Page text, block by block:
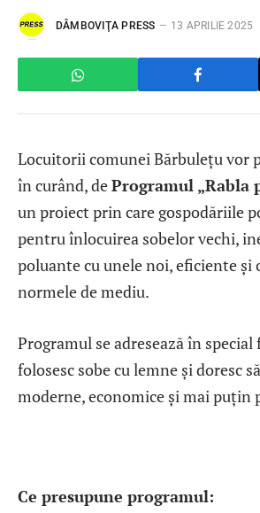
DÂMBOVIŢA PRESS 13 APRILIE 2025
Locuitorii comunei Bărbulețu vor
în curând, deProgramul „Rabla
un proiect prin care gospodăriile
pentru înlocuirea sobelor vechi,
poluante cu unele noi, eficiente și
normele de mediu.
Programul se adresează în
folosesc sobe cu lemne și doresc
moderne, economice și mai puțin
Ce presupune programul: